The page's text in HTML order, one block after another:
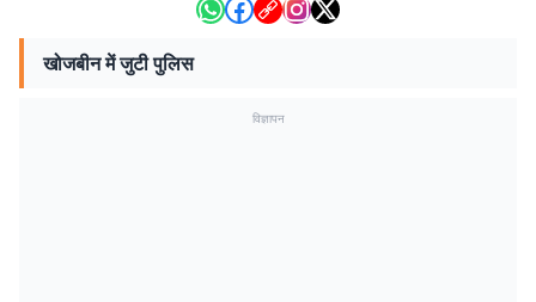
खोजबीन में जुटी पुलिस
विज्ञापन